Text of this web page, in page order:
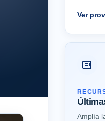
Ver
Amplía